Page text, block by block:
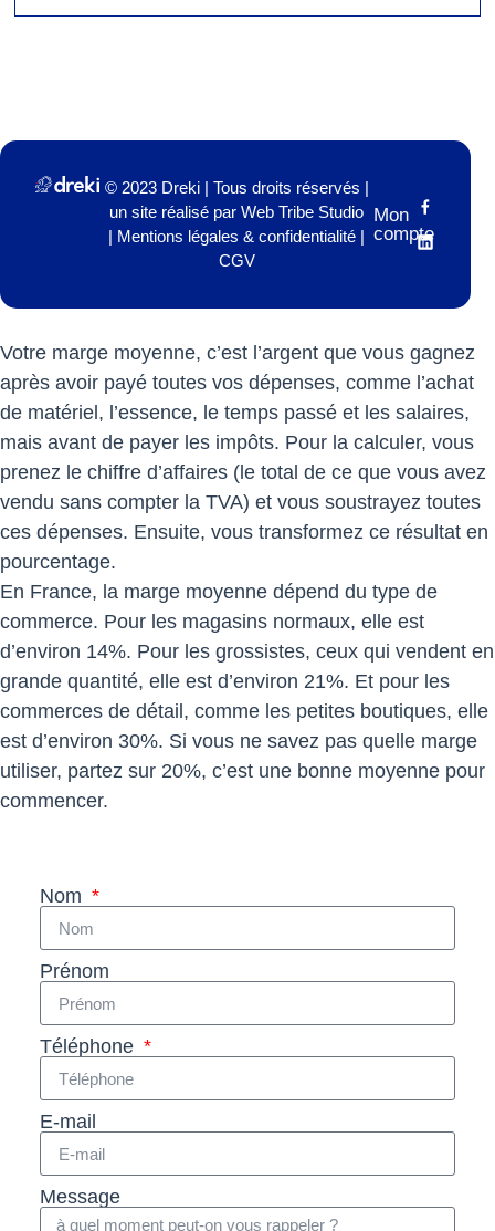
© 2023 Dreki | Tous droits réservés |
un site réalisé parWeb Tribe Studio
| Mentions légales & confidentialité |
CGV
Mon
compte
Votre marge moyenne, c’est l’argent que vous gagnez
après avoir payé toutes vos dépenses, comme l’achat
de matériel, l’essence, le temps passé et les salaires,
mais avant de payer les impôts. Pour la calculer, vous
prenez le chiffre d’affaires (le total de ce que vous avez
vendu sans compter la TVA) et vous soustrayez toutes
ces dépenses. Ensuite, vous transformez ce résultat en
pourcentage.
En France, la marge moyenne dépend du type de
commerce. Pour les magasins normaux, elle est
d’environ 14%. Pour les grossistes, ceux qui vendent en
grande quantité, elle est d’environ 21%. Et pour les
commerces de détail, comme les petites boutiques, elle
est d’environ 30%. Si vous ne savez pas quelle marge
utiliser, partez sur 20%, c’est une bonne moyenne pour
commencer.
Nom
Prénom
Téléphone
E-mail
Message